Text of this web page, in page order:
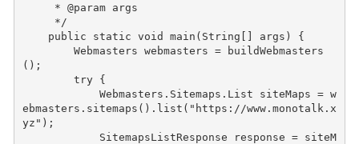
     * @param args
     */
public
static void main ( String [] args )
{
Webmasters webmasters =
buildWebmasters
();
try
{
Webmasters . Sitemaps . List siteMaps = w
ebmasters . sitemaps (). list ( "https://www.monotalk.x
yz" );
SitemapsListResponse
response =
siteM